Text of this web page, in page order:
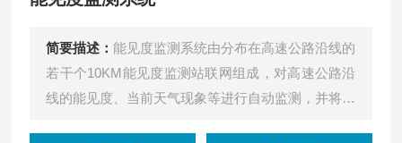
简要描述：能见度监测系统由分布在高速公路沿线的
若干个10KM能见度监测站联网组成，对高速公路沿
线的能见度、当前天气现象等进行自动监测，并将监